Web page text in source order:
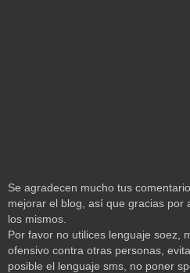
Se agradecen mucho tus
mejorar el blog, así que gracias por
los mismos.
Por favor no utilices lenguaje soez,
ofensivo contra otras personas,
posible el lenguaje sms, no poner